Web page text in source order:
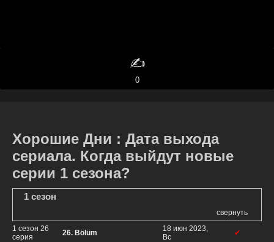
✍️
0
Хорошие Дни : Дата выхода
сериала. Когда выйдут новые
серии 1 сезона?
1 сезон
свернуть
1 сезон 26
серия
26. Bölüm
18 июн 2023,
Вс
✔